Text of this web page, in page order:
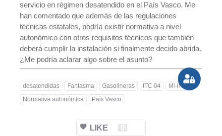
servicio en régimen desatendido en el País Vasco. Me
han comentado que además de las regulaciones
técnicas estatales, podría existir normativa a nivel
autonómico con otros requisitos técnicos que también
deberá cumplir la instalación si finalmente decido abrirla.
¿Me podría aclarar algo sobre el asunto?
desatendidas Fantasma Gasolineras ITC 04
MI-IP 04
Normativa autonómica
País Vasco
LIKE 0